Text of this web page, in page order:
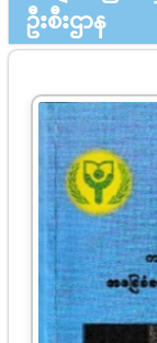
ဦးစီးဌာန